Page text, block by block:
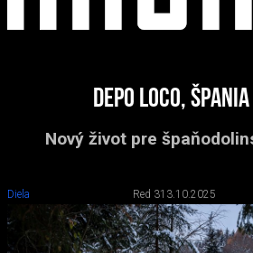
Depo Loco,
Nový život pre
Diela Red 313.10.2025